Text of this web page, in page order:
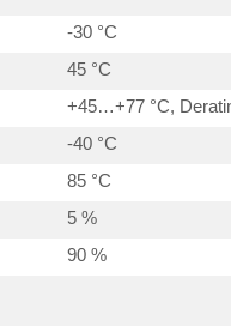
-30 °C
45 °C
+45…+77 °C,
-40 °C
85 °C
5 %
90 %